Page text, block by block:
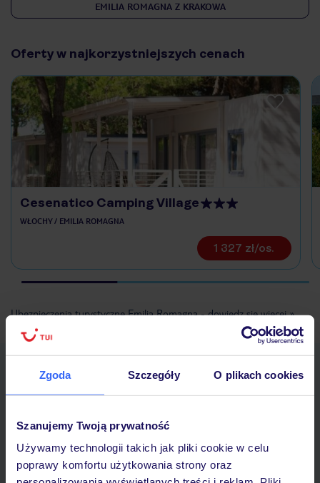
Zgoda Szczegóły O plikach cookies
Szanujemy Twoją prywatność
Używamy technologii takich jak pliki cookie w celu
poprawy komfortu użytkowania strony oraz
EMILIA ROMAGNA Z KRAKOWA
Oferty w najkorzystniejszych cenach
Cesenatico Camping Village
WŁOCHY / EMILIA ROMAGNA
1 327 zł/os.
Ubezpieczenia turystyczne Emilia Romagna - dowiedz się więcej »
Pobierz bezpłatną aplikację TUI
Historia wyszukiwań i ostatnio oglądanych ofert
myTUI